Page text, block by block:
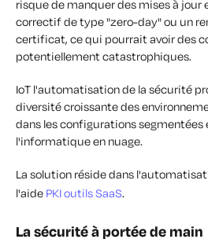
risque de manquer des mises à jour
correctif de type "zero-day" ou un
certificat, ce qui pourrait avoir des
potentiellement catastrophiques.
IoT l'automatisation de la sécurité
diversité croissante des
dans les configurations segmentées
l'informatique en nuage.
La solution réside dans
l'aide PKI outils SaaS.
La sécurité à portée de main